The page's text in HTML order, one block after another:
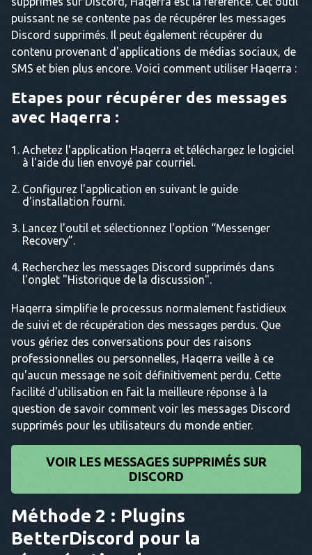
puissant ne se contente pas de récupérer les messages
Discord supprimés. Il peut également récupérer du
contenu provenant d'applications de médias sociaux, de
SMS et bien plus encore. Voici comment utiliser Haqerra :
Etapes pour récupérer des messages
avec Haqerra :
Achetez l'application Haqerra et téléchargez le logiciel
à l'aide du lien envoyé par courriel.
Configurez l'application en suivant le guide
d'installation fourni.
Lancez l'outil et sélectionnez l'option “Messenger
Recovery”.
Recherchez les messages Discord supprimés dans
l'onglet "Historique de la discussion".
Haqerra simplifie le processus normalement fastidieux
de suivi et de récupération des messages perdus. Que
vous gériez des conversations pour des raisons
professionnelles ou personnelles, Haqerra veille à ce
qu'aucun message ne soit définitivement perdu. Cette
facilité d'utilisation en fait la meilleure réponse à la
question de savoir comment voir les messages Discord
supprimés pour les utilisateurs du monde entier.
VOIR LES MESSAGES SUPPRIMÉS SUR
DISCORD
Méthode 2 : Plugins
BetterDiscord pour la